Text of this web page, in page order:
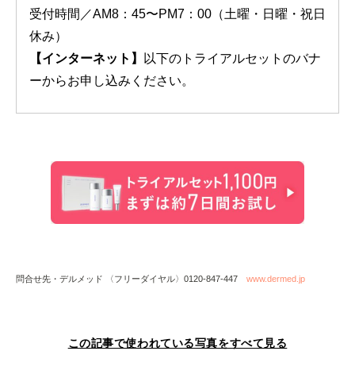
受付時間／AM8：45〜PM7：00（土曜・日曜・祝日
休み）
【インターネット】
以下のトライアルセットのバナ
ーからお申し込みください。
問合せ先・デルメッド 〈フリーダイヤル〉0120-847-447 www.dermed.jp
この記事で使われている写真をすべて見る